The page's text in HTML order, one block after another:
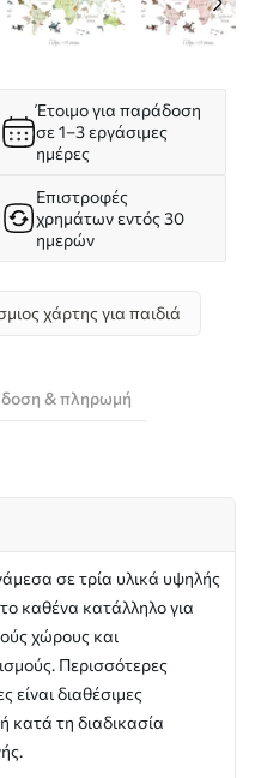
Έτοιμο για παράδοση
σε 1–3 εργάσιμες
ημέρες
Επιστροφές
χρημάτων εντός 30
ημερών
χάρτης για παιδιά
& πληρωμή
σε τρία υλικά υψηλής
καθένα κατάλληλο για
χώρους και
Περισσότερες
είναι διαθέσιμες
κατά τη διαδικασία